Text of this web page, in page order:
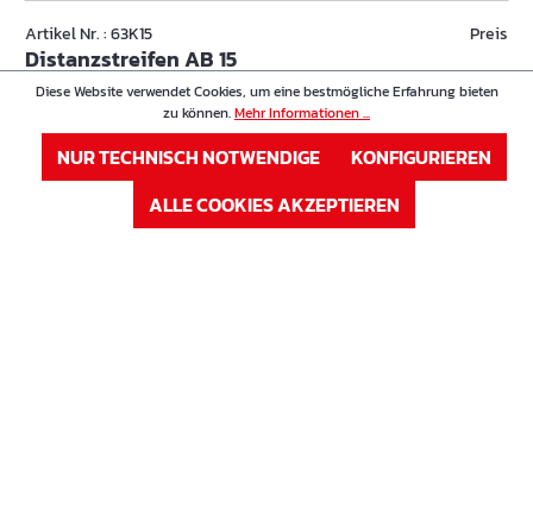
Artikel Nr. : 63K15
Distanzstreifen AB 15
Preis
Höhe in cm 15 cm
Sofort verfügbar, Lieferzeit: 1-3 Tage
Diese Website verwendet Cookies, um eine bestmögliche Erfahrung bieten
zu können.Mehr Informationen ...
NUR TECHNISCH NOTWENDIGE
KONFIGURIEREN
ALLE COOKIES AKZEPTIEREN